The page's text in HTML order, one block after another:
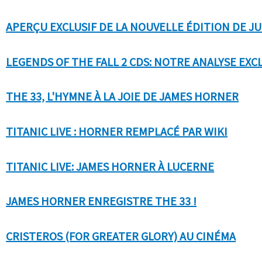
APERÇU EXCLUSIF DE LA NOUVELLE ÉDITION DE
LEGENDS OF THE FALL 2 CDS: NOTRE ANALYSE
THE 33, L'HYMNE À LA JOIE DE JAMES HORNER
TITANIC LIVE : HORNER REMPLACÉ PAR WIKI
TITANIC LIVE: JAMES HORNER À LUCERNE
JAMES HORNER ENREGISTRE THE 33 !
CRISTEROS (FOR GREATER GLORY) AU CINÉMA